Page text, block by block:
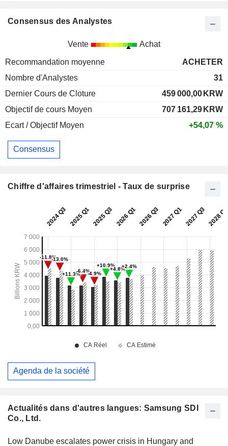
Actualités dans d'autres langues: Samsung SDI
Co., Ltd.
Low Danube escalates power crisis in Hungary and
Consensus des Analystes
Vente Achat
Recommandation moyenne
ACHETER
Nombre d'Analystes
31
Dernier Cours de Cloture
459 000,00 KRW
Objectif de cours Moyen
707 161,29 KRW
Ecart / Objectif Moyen
+54,07 %
Consensus
Chiffre d'affaires trimestriel - Taux de surprise
Agenda de la société